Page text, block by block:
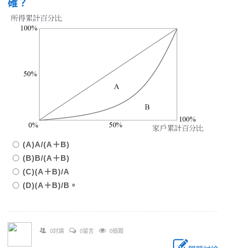
確？
(A)A/(A＋B)
(B)B/(A＋B)
(C)(A＋B)/A
(D)(A＋B)/B。
0討論 0留言 0追蹤